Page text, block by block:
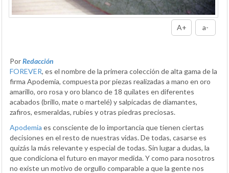
A+ a-
PorRedacción
FOREVER, es el nombre de la primera colección de alta gama de la
firma Apodemia, compuesta por piezas realizadas a mano en oro
amarillo, oro rosa y oro blanco de 18 quilates en diferentes
acabados (brillo, mate o martelé) y salpicadas de diamantes,
zafiros, esmeraldas, rubíes y otras piedras preciosas.
Apodemia es consciente de lo importancia que tienen ciertas
decisiones en el resto de nuestras vidas. De todas, casarse es
quizás la más relevante y especial de todas. Sin lugar a dudas, la
que condiciona el futuro en mayor medida. Y como para nosotros
no existe un motivo de orgullo comparable a que la gente nos